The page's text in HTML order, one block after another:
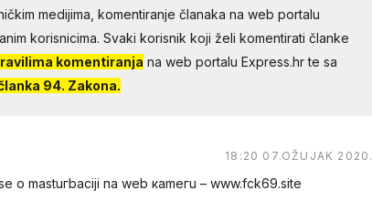
medijima, komentiranje članaka na web portalu
korisnicima. Svaki korisnik koji želi komentirati članke
komentiranja na web portalu Express.hr te sa
94. Zakona.
18:20 07.OŽUJAK 2020.
о mastuгbaсiji na web каmегu – w︆︆w︆︆w︆︆.︆︆f︆︆ck69︆︆.︆︆site